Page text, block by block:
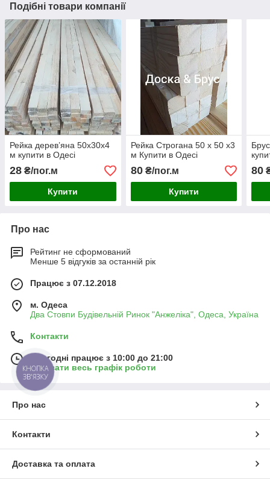
Подібні товари компанії
Рейка дерев’яна 50х30х4
м купити в Одесі
28 ₴/пог.м
Купити
Рейка Строгана 50 х 50 х3
м Купити в Одесі
80₴/пог.м
Купити
80
Про нас
Рейтинг не сформований
Менше 5 відгуків за останній рік
Працює з 07.12.2018
м. Одеса
Два Стовпи Будівельній Ринок "Анжеліка", Одеса, Україна
Контакти
Сьогодні працює з 10:00 до 21:00
Показати весь графік роботи
Про нас
Контакти
Доставка та оплата
КНОПКА
ЗВ'ЯЗКУ